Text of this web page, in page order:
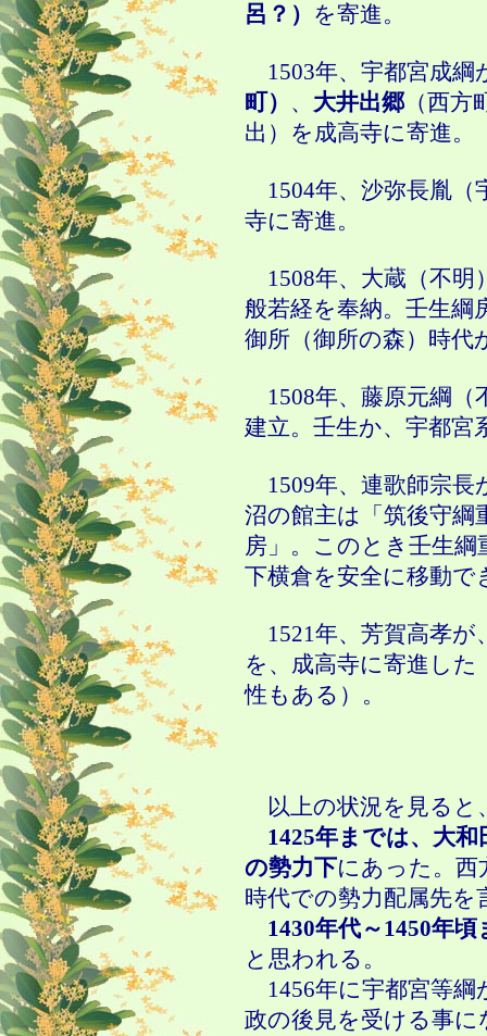
呂？） を寄進。
1503年、宇都宮成綱
町） 、 大井出郷 （西
出）を成高寺に寄進。
1504年、沙弥長胤（
寺に寄進。
1508年、大蔵（不明
般若経を奉納。壬生綱
御所（御所の森）時代
1508年、藤原元綱（
建立。壬生か、宇都宮
1509年、連歌師宗長
沼の館主は「筑後守綱
房」。このとき壬生綱
下横倉を安全に移動で
1521年、芳賀高孝が
を、成高寺に寄進し
性もある）。
以上の状況を見ると
1425年までは、大
の勢力下にあった。
時代での勢力配属先
1430年代～1450年
と思われる。
1456年に宇都宮等綱
政の後見を受ける事